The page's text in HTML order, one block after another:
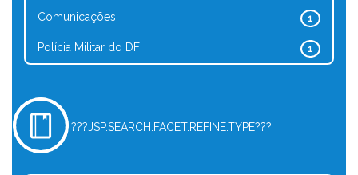
1
Comunicações
1
Polícia Militar do DF
???JSP.SEARCH.FACET.REFINE.TYPE???